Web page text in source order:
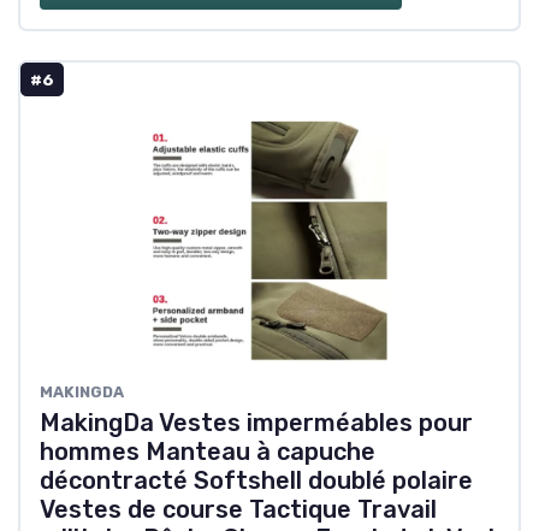
#6
MAKINGDA
MakingDa Vestes imperméables pour
hommes Manteau à capuche
décontracté Softshell doublé polaire
Vestes de course Tactique Travail